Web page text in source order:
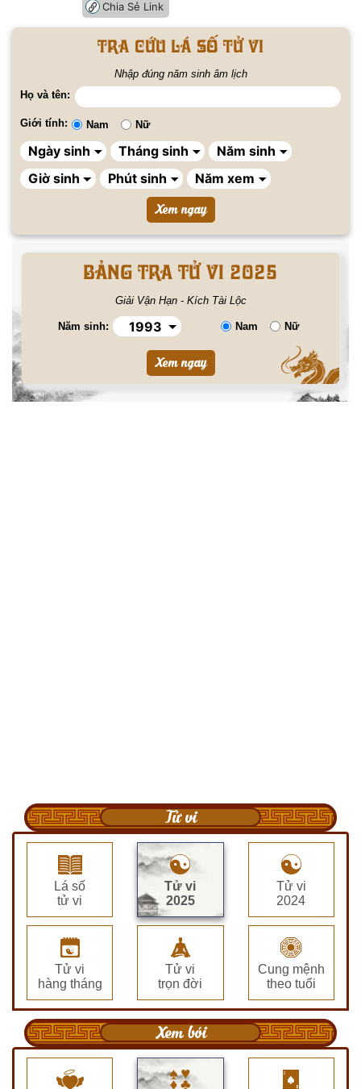
Chia Sẻ Link
Tra cứu lá số tử vi
Nhập đúng năm sinh âm lịch
Họ và tên:
Giới tính: Nam Nữ
BẢNG TRA TỬ VI 2025
Giải Vận Hạn - Kích Tài Lộc
Năm sinh: Nam Nữ
Tử vi
Lá số
tử vi
Tử vi
2025
Tử vi
2024
Tử vi
hàng tháng
Tử vi
trọn đời
Cung mệnh
theo tuổi
Xem bói